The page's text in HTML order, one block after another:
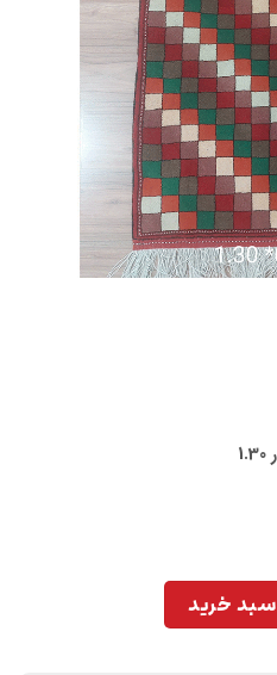
سبد خرید